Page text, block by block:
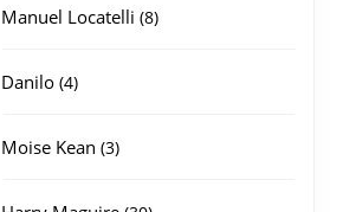
Manuel Locatelli 88
Danilo 44
Moise Kean 33